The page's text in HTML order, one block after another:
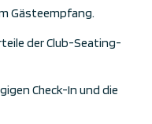
Gästeempfang.
der Club-Seating-
Check-In und die